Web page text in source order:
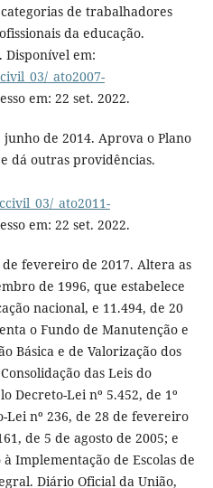
de trabalhadores
da educação.
Disponível em:
_ato2007-
em: 22 set. 2022.
junho de 2014. Aprova o Plano
dá outras providências.
_ato2011-
em: 22 set. 2022.
de fevereiro de 2017. Altera as
de 1996, que estabelece
nacional, e 11.494, de 20
o Fundo de Manutenção e
Básica e de Valorização dos
das Leis do
Decreto-Lei nº 5.452, de 1º
Lei nº 236, de 28 de fevereiro
de 5 de agosto de 2005; e
Implementação de Escolas de
Diário Oficial da União,